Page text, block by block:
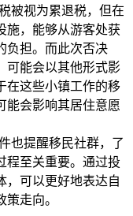
被视为累退税，但在
施，能够从游客处获
负担。而此次否决
可能会以其他形式影
在这些小镇工作的移
能会影响其居住意愿
也提醒移民社群，了
程至关重要。通过投
，可以更好地表达自
走向。